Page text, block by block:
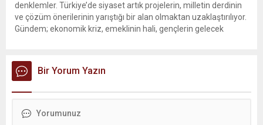
denklemler. Türkiye’de siyaset artık projelerin, milletin derdinin
ve çözüm önerilerinin yarıştığı bir alan olmaktan uzaklaştırılıyor.
Gündem; ekonomik kriz, emeklinin hali, gençlerin gelecek
operasyonla anılacak” başlıklarına sıkıştırılıyor....
Bir Yorum Yazın